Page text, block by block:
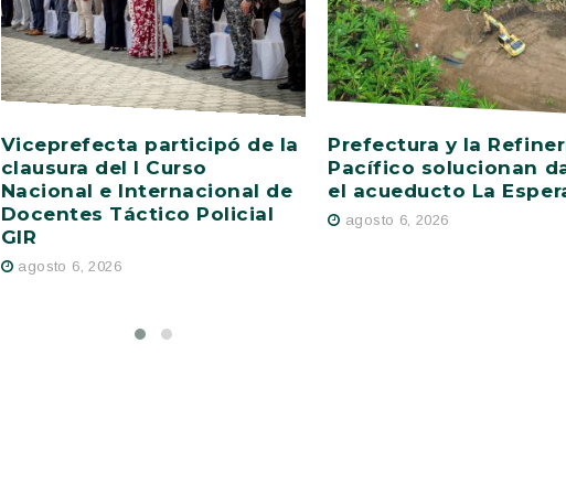
Viceprefecta participó de la
clausura del I Curso
Nacional e Internacional de
Docentes Táctico Policial
GIR
agosto 6, 2026
Prefectura y la
Pacífico solucionan
el acueducto La
agosto 6, 2026